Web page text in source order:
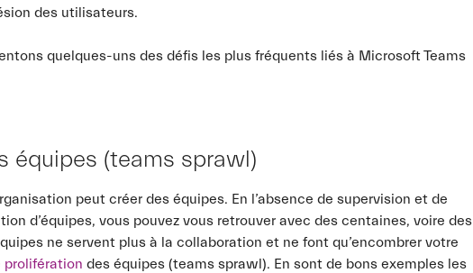
des utilisateurs.
quelques-uns des défis les plus fréquents liés à Microsoft Teams
équipes (teams sprawl)
peut créer des équipes. En l’absence de supervision et de
d’équipes, vous pouvez vous retrouver avec des centaines, voire des
ne servent plus à la collaboration et ne font qu’encombrer votre
prolifération des équipes (teams sprawl). En sont de bons exemples les